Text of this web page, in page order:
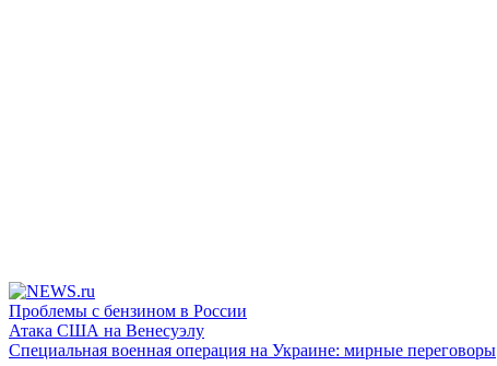
Проблемы с бензином в России
Атака США на Венесуэлу
Специальная военная операция на Украине: мирные переговоры